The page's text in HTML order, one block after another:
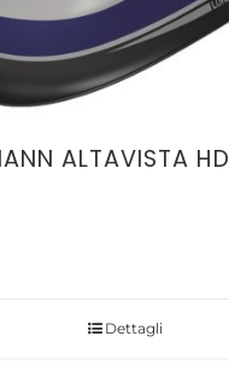
ALTAVISTA HD
Dettagli